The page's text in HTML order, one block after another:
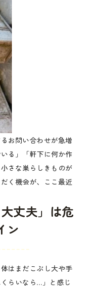
お問い合わせが急増
る」「軒下に何か作
さな巣らしきものが
く機会が、ここ最近
丈夫」は危
ン
はまだこぶし大や手
らいなら…」と感じ